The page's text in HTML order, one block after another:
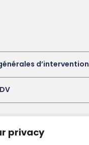
privacy
d’intervention